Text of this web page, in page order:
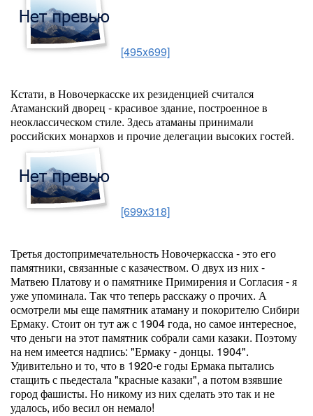
[495x699]
Кстати, в Новочеркасске их резиденцией считался
Атаманский дворец - красивое здание, построенное в
неоклассическом стиле. Здесь атаманы принимали
российских монархов и прочие делегации высоких гостей.
[699x318]
Третья достопримечательность Новочеркасска - это его
памятники, связанные с казачеством. О двух из них -
Матвею Платову и о памятнике Примирения и Согласия - я
уже упоминала. Так что теперь расскажу о прочих. А
осмотрели мы еще памятник атаману и покорителю Сибири
Ермаку. Стоит он тут аж с 1904 года, но самое интересное,
что деньги на этот памятник собрали сами казаки. Поэтому
на нем имеется надпись: "Ермаку - донцы. 1904".
Удивительно и то, что в 1920-е годы Ермака пытались
стащить с пьедестала "красные казаки", а потом взявшие
город фашисты. Но никому из них сделать это так и не
удалось, ибо весил он немало!